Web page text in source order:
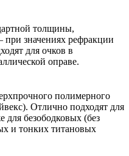
толщины,
значениях рефракции
для очков в
оправе.
полимерного
Отлично подходят для
для безободковых (без
и тонких титановых